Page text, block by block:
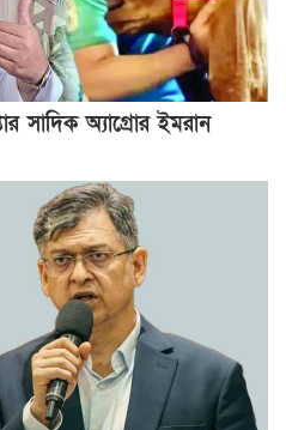
সাদিক অ্যাগ্রোর ইমরান